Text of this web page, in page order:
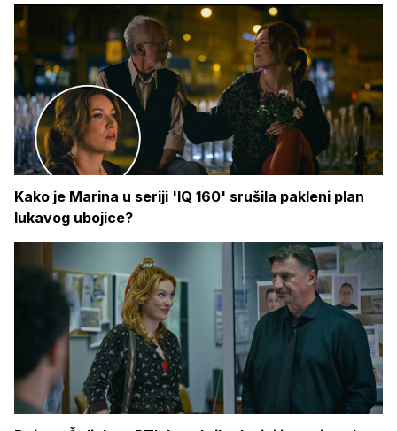
Kako je Marina u seriji 'IQ 160' srušila pakleni plan
lukavog ubojice?